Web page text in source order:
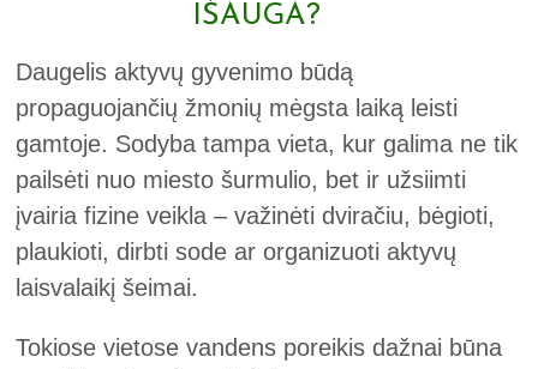
IŠAUGA?
Daugelis aktyvų gyvenimo būdą
propaguojančių žmonių mėgsta laiką leisti
gamtoje. Sodyba tampa vieta, kur galima ne tik
pailsėti nuo miesto šurmulio, bet ir užsiimti
įvairia fizine veikla – važinėti dviračiu, bėgioti,
plaukioti, dirbti sode ar organizuoti aktyvų
laisvalaikį šeimai.
Tokiose vietose vandens poreikis dažnai būna